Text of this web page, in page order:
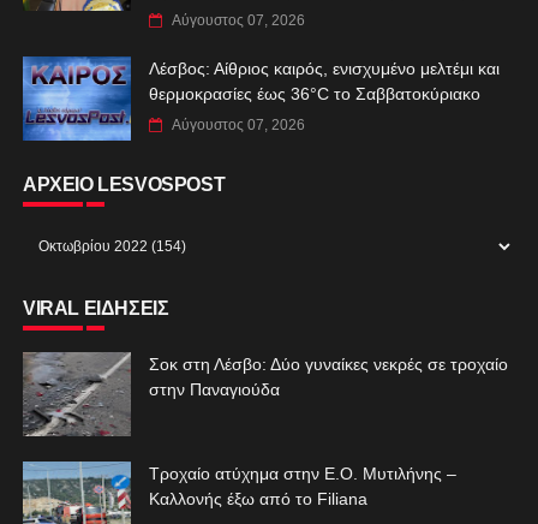
Αύγουστος 07, 2026
Λέσβος: Αίθριος καιρός, ενισχυμένο μελτέμι και
θερμοκρασίες έως 36°C το Σαββατοκύριακο
Αύγουστος 07, 2026
ΑΡΧΕΙΟ LESVOSPOST
VIRAL ΕΙΔΗΣΕΙΣ
Σοκ στη Λέσβο: Δύο γυναίκες νεκρές σε τροχαίο
στην Παναγιούδα
Τροχαίο ατύχημα στην Ε.Ο. Μυτιλήνης –
Καλλονής έξω από το Filiana